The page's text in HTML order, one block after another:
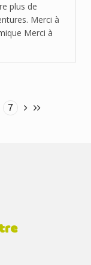
plus de
Merci à
Merci à
7